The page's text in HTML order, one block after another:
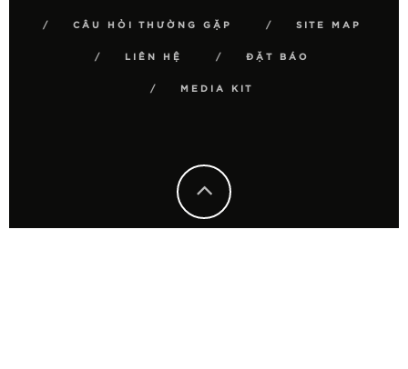
CÂU HỎI THƯỜNG GẶP SITE MAP
LIÊN HỆ ĐẶT BÁO
MEDIA KIT